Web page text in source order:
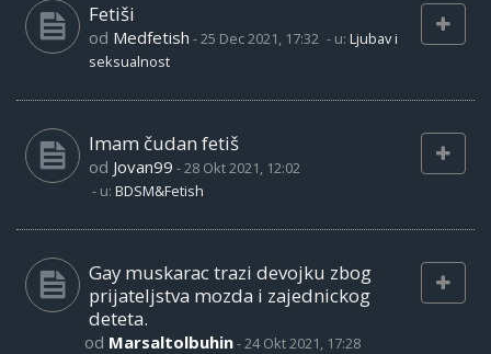
Fetiši
od Medfetish -25 Dec 2021, 17:32 - u: Ljubav i
seksualnost
Imam čudan fetiš
od Jovan99 -28 Okt 2021, 12:02
- u: BDSM&Fetish
Gay muskarac trazi devojku zbog
prijateljstva mozda i zajednickog
deteta.
od Marsaltolbuhin-24 Okt 2021, 17:28